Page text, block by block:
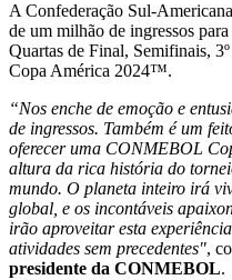
A Confederação Sul-
de um milhão de ingressos
Quartas de Final, Semifinais,
Copa América 2024™.
“Nos enche de emoção e
de ingressos. Também é um
oferecer uma CONMEBOL
altura da rica história do
mundo. O planeta inteiro irá
global, e os incontáveis
irão aproveitar esta
atividades sem precedentes",
presidente da CONMEBOL.